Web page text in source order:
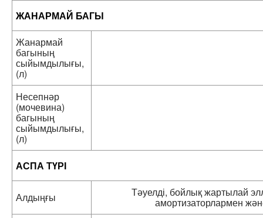
ЖАНАРМАЙ БАГЫ
Жанармай
багының
сыйымдылығы,
(л)
Несепнәр
(мочевина)
багының
сыйымдылығы,
(л)
АСПА ТҮРІ
Алдыңғы Тәуелді, бойлық жартылай
амортизаторлармен